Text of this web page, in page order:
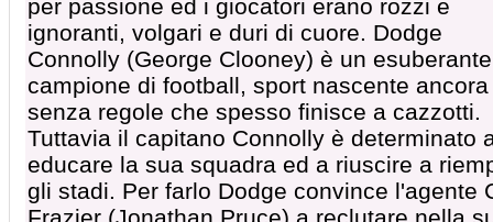
per passione ed i giocatori erano rozzi e
ignoranti, volgari e duri di cuore. Dodge
Connolly (George Clooney) è un esuberante
campione di football, sport nascente ancora
senza regole che spesso finisce a cazzotti.
Tuttavia il capitano Connolly è determinato
educare la sua squadra ed a riuscire a
gli stadi. Per farlo Dodge convince l'agente